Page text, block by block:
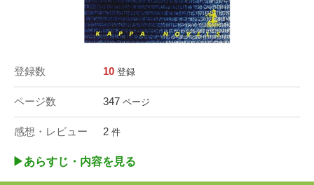
登録数 10 登録
ページ数 347 ページ
感想・レビュー 2 件
▶︎あらすじ・内容を見る